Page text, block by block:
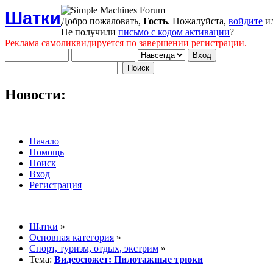
ШаткиДобро пожаловать, Гость. Пожалуйста, войдите
Не получили письмо с кодом активации?
Реклама самоликвидируется по завершении регистрации.
Новости:
Начало
Помощь
Поиск
Вход
Регистрация
Шатки »
Основная категория »
Спорт, туризм, отдых, экстрим »
Тема: Видеосюжет: Пилотажные трюки